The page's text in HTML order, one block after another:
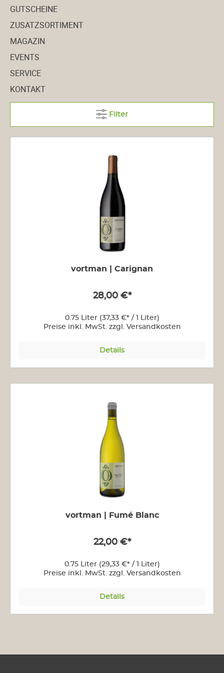
GUTSCHEINE
ZUSATZSORTIMENT
MAGAZIN
EVENTS
SERVICE
KONTAKT
Filter
vortman | Carignan
28,00 €*
0.75 Liter (37,33 €* / 1 Liter)
Preise inkl. MwSt. zzgl. Versandkosten
Details
vortman | Fumé Blanc
22,00 €*
0.75 Liter (29,33 €* / 1 Liter)
Preise inkl. MwSt. zzgl. Versandkosten
Details